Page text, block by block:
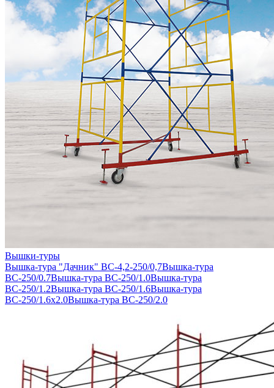
Вышки-туры
Вышка-тура "Дачник" ВС-4,2-250/0,7Вышка-тура
ВС-250/0.7Вышка-тура ВС-250/1.0Вышка-тура
ВС-250/1.2Вышка-тура ВС-250/1.6Вышка-тура
ВС-250/1.6х2.0Вышка-тура ВС-250/2.0